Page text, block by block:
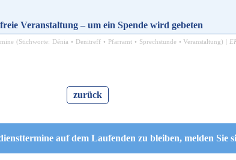
Veranstaltung – um ein Spende wird gebeten
(Stichworte: Dénia • Denitreff • Pfarramt• Sprechstunde• Veranstaltung) |
zurück
auf dem Laufenden zu bleiben, melden Sie